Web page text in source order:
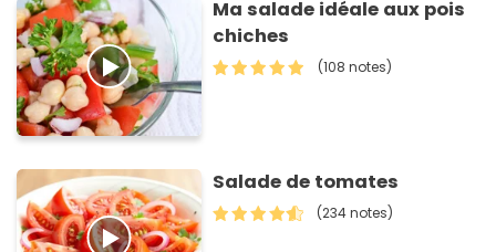
Ma salade idéale aux pois
chiches
(108 notes)
Salade de tomates
(234 notes)